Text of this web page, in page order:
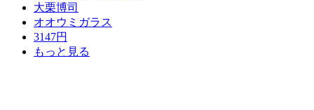
大栗博司
オオウミガラス
3147円
もっと見る